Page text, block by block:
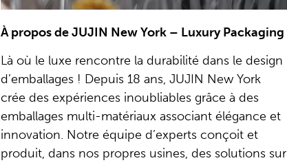
À propos de JUJIN New York – Luxury Packaging
Là où le luxe rencontre la durabilité dans le design
d’emballages ! Depuis 18 ans, JUJIN New York
crée des expériences inoubliables grâce à des
emballages multi-matériaux associant élégance et
innovation. Notre équipe d’experts conçoit et
produit, dans nos propres usines, des solutions sur